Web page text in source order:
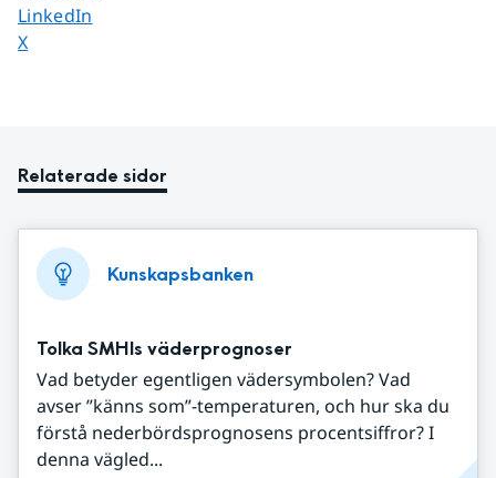
Dela sidan på
LinkedIn
Dela sidan på
X
Relaterade sidor
Kunskapsbanken
Tolka SMHIs väderprognoser
Vad betyder egentligen vädersymbolen? Vad
avser ”känns som”-temperaturen, och hur ska du
förstå nederbördsprognosens procentsiffror? I
denna vägled...